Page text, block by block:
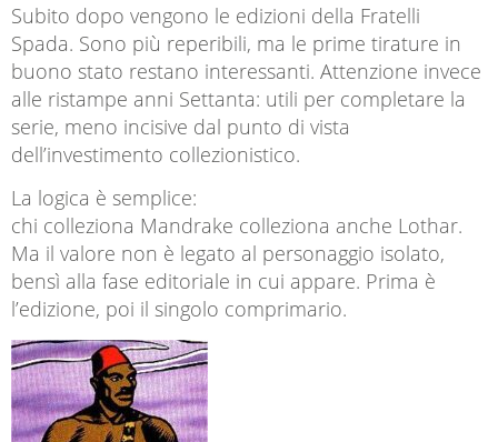
Subito dopo vengono le edizioni della Fratelli
Spada. Sono più reperibili, ma le prime tirature in
buono stato restano interessanti. Attenzione invece
alle ristampe anni Settanta: utili per completare la
serie, meno incisive dal punto di vista
dell’investimento collezionistico.
La logica è semplice:
chi colleziona Mandrake colleziona anche Lothar.
Ma il valore non è legato al personaggio isolato,
bensì alla fase editoriale in cui appare. Prima è
l’edizione, poi il singolo comprimario.